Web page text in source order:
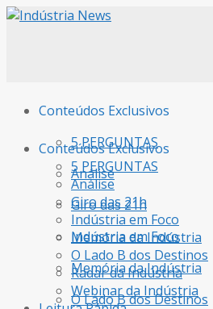
Conteúdos Exclusivos
5 PERGUNTAS
Análise
Giro das 21h
Indústria em Foco
Memória da Indústria
O Lado B dos Destinos
Conteúdos Exclusivos
5 PERGUNTAS
Análise
Giro das 21h
Indústria em Foco
Memória da Indústria
O Lado B dos Destinos
Radar da Indústria
Webinar da Indústria